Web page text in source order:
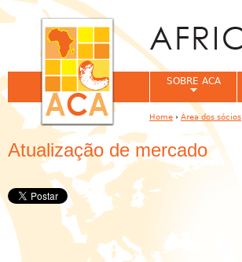
Atualização de mercado
SOBRE ACA
You are here
Home › Área dos sócios